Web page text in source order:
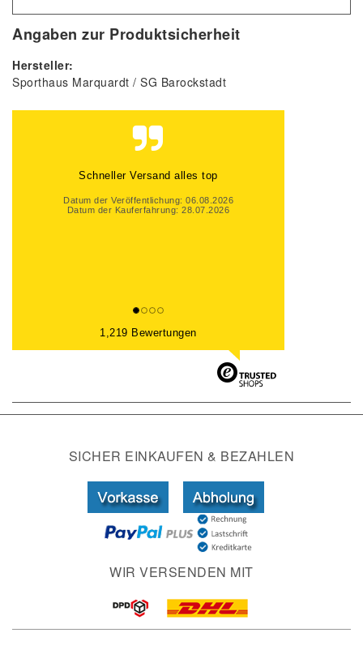
Angaben zur Produktsicherheit
Hersteller:
Sporthaus Marquardt / SG Barockstadt
Schneller Versand alles top
Datum der Veröffentlichung: 06.08.2026
Datum der Kauferfahrung: 28.07.2026
1,219 Bewertungen
SICHER EINKAUFEN & BEZAHLEN
WIR VERSENDEN MIT